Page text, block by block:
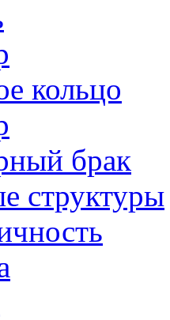
кольцо
брак
структуры